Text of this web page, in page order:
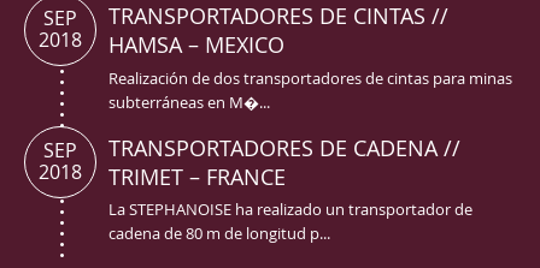
TRANSPORTADORES DE CINTAS //
HAMSA – MEXICO
Realización de dos transportadores de cintas para minas
subterráneas en M�...
SEP
2018
TRANSPORTADORES DE CADENA //
TRIMET – FRANCE
La STEPHANOISE ha realizado un transportador de
cadena de 80 m de longitud p...
SEP
2018